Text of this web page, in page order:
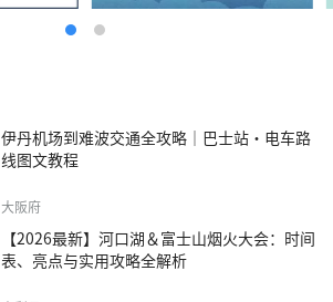
伊丹机场到难波交通全攻略｜巴士站・电车路
线图文教程
大阪府
【2026最新】河口湖＆富士山烟火大会：时间
表、亮点与实用攻略全解析